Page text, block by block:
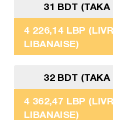
31 BDT
4 226,14 LBP
LIBANAISE)
32 BDT
4 362,47 LBP
LIBANAISE)